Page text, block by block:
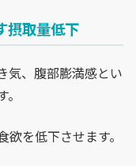
摂取量低下
気、腹部膨満感とい
を低下させます。